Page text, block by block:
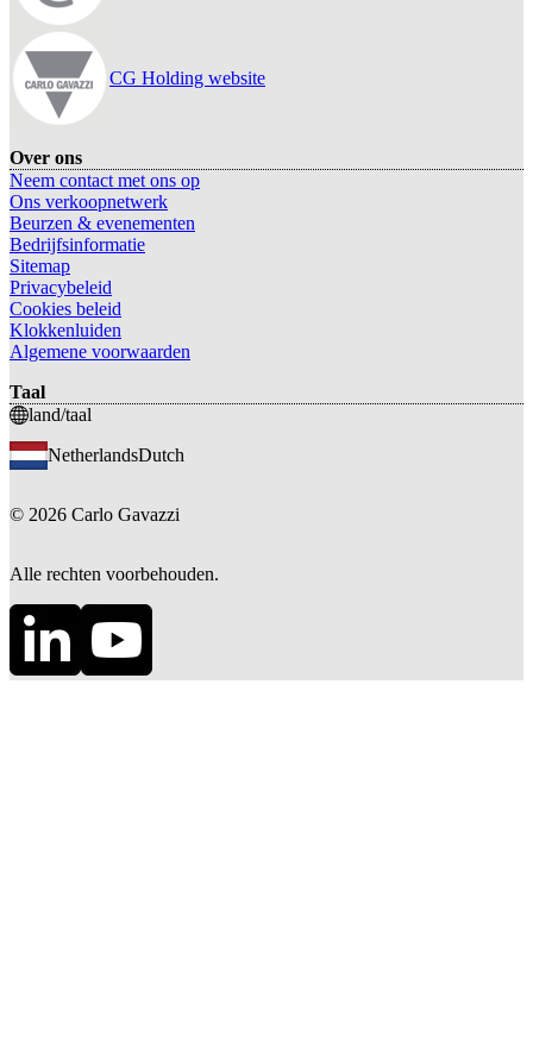
CG Holding website
Over ons
Neem contact met ons op
Ons verkoopnetwerk
Beurzen & evenementen
Bedrijfsinformatie
Sitemap
Privacybeleid
Cookies beleid
Klokkenluiden
Algemene voorwaarden
Taal
land/taal
NetherlandsDutch
© 2026 Carlo Gavazzi
Alle rechten voorbehouden.